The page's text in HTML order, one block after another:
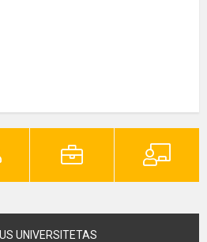
UNIVERSITETAS